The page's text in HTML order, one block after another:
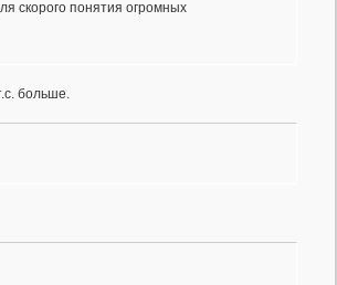
скорого понятия огромных
больше.